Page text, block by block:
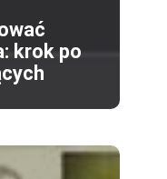
krok po